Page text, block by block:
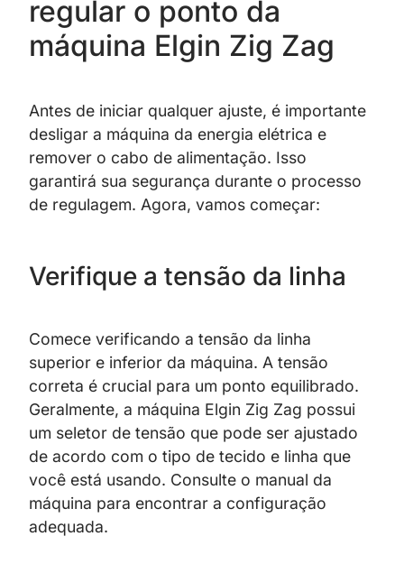
regular o ponto da
máquina Elgin Zig Zag
Antes de iniciar qualquer ajuste, é importante
desligar a máquina da energia elétrica e
remover o cabo de alimentação. Isso
garantirá sua segurança durante o processo
de regulagem. Agora, vamos começar:
Verifique a tensão da linha
Comece verificando a tensão da linha
superior e inferior da máquina. A tensão
correta é crucial para um ponto equilibrado.
Geralmente, a máquina Elgin Zig Zag possui
um seletor de tensão que pode ser ajustado
de acordo com o tipo de tecido e linha que
você está usando. Consulte o manual da
máquina para encontrar a configuração
adequada.